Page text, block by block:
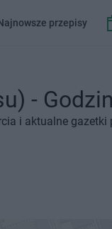
przepisy
-
i aktualne